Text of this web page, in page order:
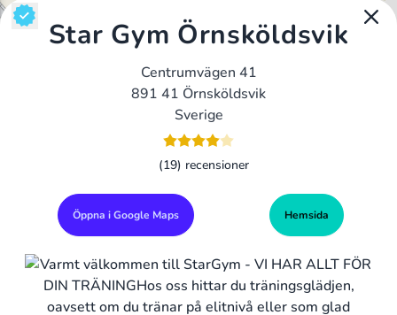
Star Gym Örnsköldsvik
Centrumvägen 41
891 41 Örnsköldsvik
Sverige
(19) recensioner
Öppna i Google Maps Hemsida
Alla Gym I Sverige Sveriges Ledande Gymkedjor